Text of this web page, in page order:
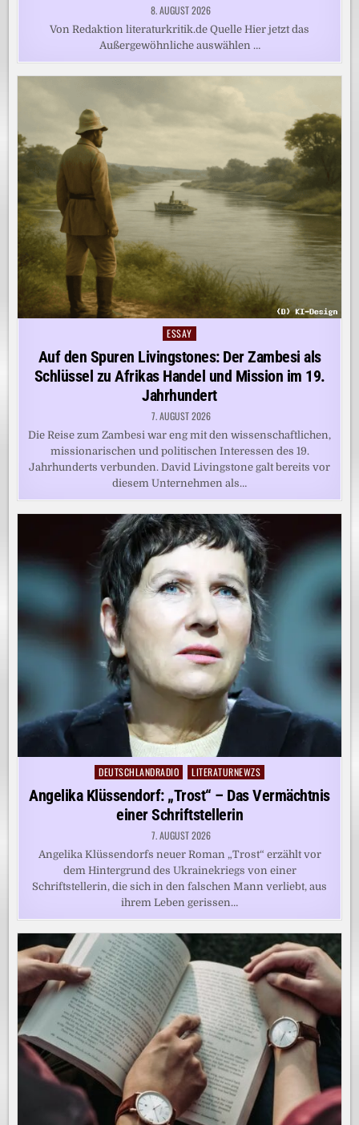
8. AUGUST 2026
Von Redaktion literaturkritik.de Quelle Hier jetzt das
Außergewöhnliche auswählen …
Posted
ESSAY
Auf den Spuren Livingstones: Der Zambesi als
Schlüssel zu Afrikas Handel und Mission im 19.
Jahrhundert
7. AUGUST 2026
Die Reise zum Zambesi war eng mit den wissenschaftlichen,
missionarischen und politischen Interessen des 19.
Jahrhunderts verbunden. David Livingstone galt bereits vor
diesem Unternehmen als…
Posted
in
DEUTSCHLANDRADIO LITERATURNEWZS
Angelika Klüssendorf: „Trost“ – Das Vermächtnis
einer Schriftstellerin
7. AUGUST 2026
Angelika Klüssendorfs neuer Roman „Trost“ erzählt vor
dem Hintergrund des Ukrainekriegs von einer
Schriftstellerin, die sich in den falschen Mann verliebt, aus
ihrem Leben gerissen…